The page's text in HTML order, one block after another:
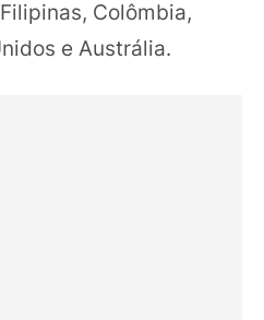
Colômbia,
e Austrália.